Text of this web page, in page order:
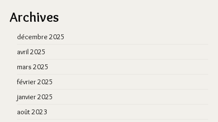
Archives
décembre 2025
avril 2025
mars 2025
février 2025
janvier 2025
août 2023